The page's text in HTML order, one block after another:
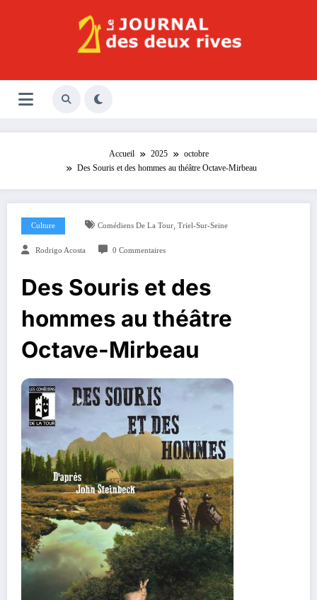
Le Journal des Deux Rives
Accueil 2025
octobre
Des Souris et des hommes au théâtre Octave-Mirbeau
Culture Comédiens De La Tour, Triel-Sur-Seine
Rodrigo Acosta 0 Commentaires
Des Souris et des
hommes au théâtre
Octave-Mirbeau